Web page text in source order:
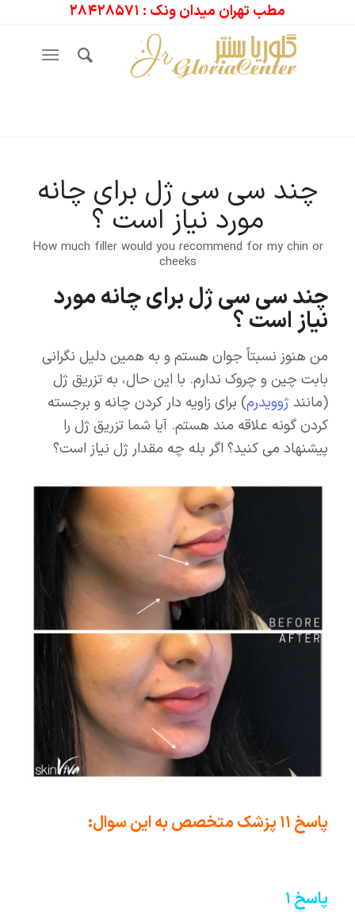
مطب تهران میدان ونک : ۲۸۴۲۸۵۷۱
چند سی سی ژل برای چانه
مورد نیاز است ؟
How much filler would you recommend for my chin or
cheeks
چند سی سی ژل برای چانه مورد
نیاز است ؟
من هنوز نسبتاً جوان هستم و به همین دلیل نگرانی
بابت چین و چروک ندارم. با این حال، به تزریق ژل
(مانند ژوویدرم) برای زاویه دار کردن چانه و برجسته
کردن گونه علاقه مند هستم. آیا شما تزریق ژل را
پیشنهاد می کنید؟ اگر بله چه مقدار ژل نیاز است؟
پاسخ ۱۱ پزشک متخصص به این سوال:
پاسخ ۱